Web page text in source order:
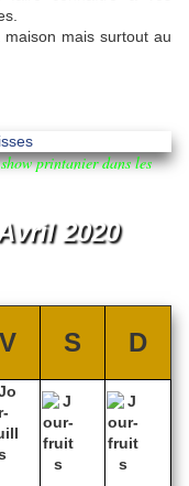
mais surtout au
printanier dans les
2020
V S D